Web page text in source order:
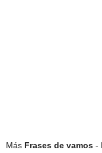
Más Frases de vamos -